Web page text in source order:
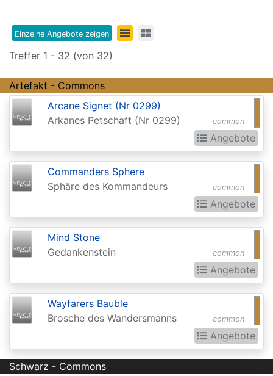
8th
Edition
9th
Edition
Adventures
the
Forgotten
Realms
in
the
Realms:
Extras
Aether
Aetherdrift
Einzelne Angebote zeigen
Treffer 1 - 32 (von 32)
Artefakt - Commons
common
Arcane Signet (Nr 0299)
Arkanes Petschaft (Nr 0299)
Angebote
common
Commanders Sphere
Sphäre des Kommandeurs
Angebote
common
Mind Stone
Gedankenstein
Angebote
common
Wayfarers Bauble
Brosche des Wandersmanns
Angebote
Schwarz - Commons